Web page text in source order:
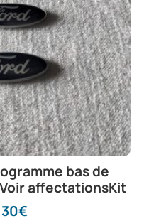
bas de
affectationsKit
€